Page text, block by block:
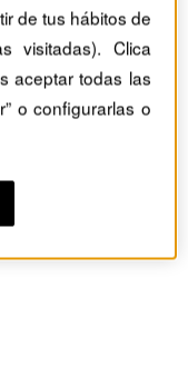
de tus hábitos de
visitadas). Clica
aceptar todas las
o configurarlas o